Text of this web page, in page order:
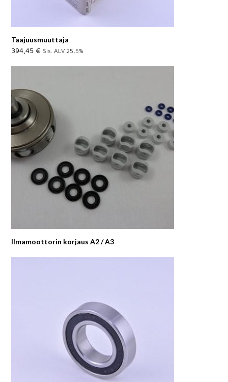
Taajuusmuuttaja
394,45 € Sis. ALV 25,5%
Ilmamoottorin korjaus A2 / A3